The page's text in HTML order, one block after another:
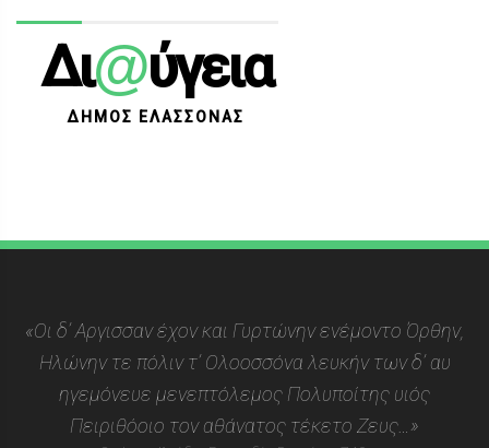
Δι@ύγεια
ΔΗΜΟΣ ΕΛΑΣΣΟΝΑΣ
«Οι δ’ Αργισσαν έχον και Γυρτώνην ενέμοντο Όρθην,
Ηλώνην τε πόλιν τ’ Ολοοσσόνα λευκήν των δ’ αυ
ηγεμόνευε μενεπτόλεμος Πολυποίτης υιός
Πειριθόοιο τον αθάνατος τέκετο Ζευς…»